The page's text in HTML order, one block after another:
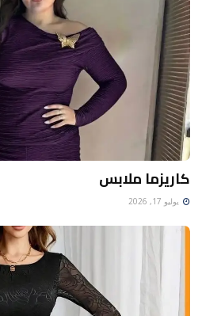
كاريزما ملابس
يوليو 17, 2026